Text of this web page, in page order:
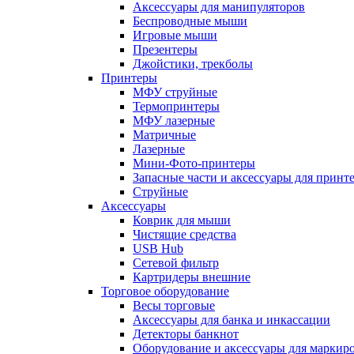
Аксессуары для манипуляторов
Беспроводные мыши
Игровые мыши
Презентеры
Джойстики, трекболы
Принтеры
МФУ струйные
Термопринтеры
МФУ лазерные
Матричные
Лазерные
Мини-Фото-принтеры
Запасные части и аксессуары для
Струйные
Аксессуары
Коврик для мыши
Чистящие средства
USB Hub
Сетевой фильтр
Картридеры внешние
Торговое оборудование
Весы торговые
Аксессуары для банка и инкассации
Детекторы банкнот
Оборудование и аксессуары для